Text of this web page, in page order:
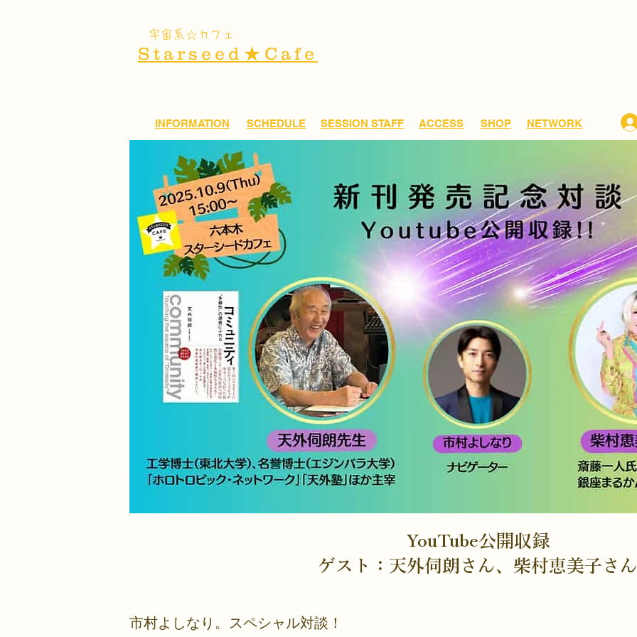
​宇宙系☆カフェ
Starseed★Cafe
INFORMATION SCHEDULE ​SESSION STAFF ACCESS SHOP NETWORK
YouTube公開収録
​ゲスト：天外伺朗さん、柴村恵美子さん
市村よしなり。スペシャル対談！